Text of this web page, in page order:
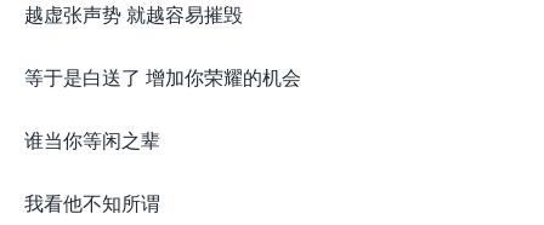
越虚张声势 就越容易摧毁
等于是白送了 增加你荣耀的机会
谁当你等闲之辈
我看他不知所谓